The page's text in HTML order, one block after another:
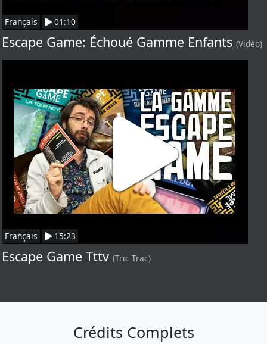
Français 01:10
Escape Game: Échoué Gamme Enfants (Vidéo)
Français 15:23
Escape Game Tttv (Tric Trac)
Crédits Complets